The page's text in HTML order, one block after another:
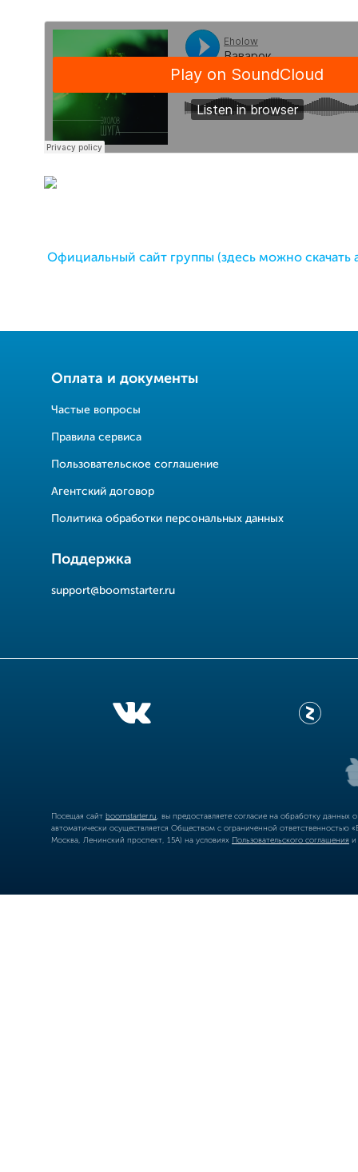
Официальный сайт группы (здесь можно скачать
Оплата и документы
Частые вопросы
Правила сервиса
Пользовательское соглашение
Агентский договор
Политика обработки персональных данных
Поддержка
support@boomstarter.ru
Посещая сайт boomstarter.ru , вы предоставляете согласие на обработку
автоматически осуществляется Обществом с ограниченной
Москва, Ленинский проспект, 15А) на условиях Пользовательского соглашения и